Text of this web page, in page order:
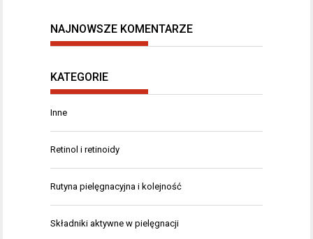
NAJNOWSZE KOMENTARZE
KATEGORIE
Inne
Retinol i retinoidy
Rutyna pielęgnacyjna i kolejność
Składniki aktywne w pielęgnacji